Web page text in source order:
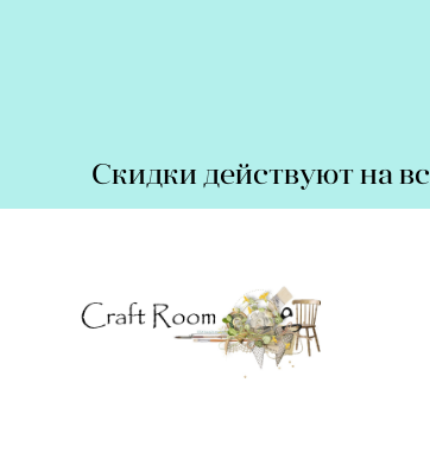
Скидки действуют на